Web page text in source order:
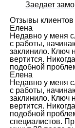
Заедает
Отзывы клиентов
Елена
Недавно у меня
с работы,
заклинило. Ключ
вертится.
подобной
Елена
Недавно у меня
с работы,
заклинило. Ключ
вертится.
подобной
специалистов.